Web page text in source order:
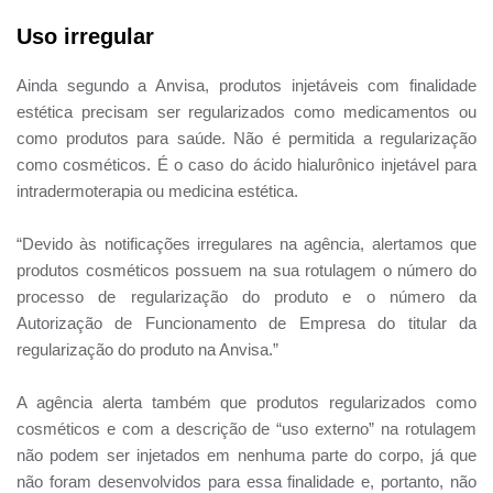
Uso irregular
Ainda segundo a Anvisa, produtos injetáveis com finalidade
estética precisam ser regularizados como medicamentos ou
como produtos para saúde. Não é permitida a regularização
como cosméticos. É o caso do ácido hialurônico injetável para
intradermoterapia ou medicina estética.
“Devido às notificações irregulares na agência, alertamos que
produtos cosméticos possuem na sua rotulagem o número do
processo de regularização do produto e o número da
Autorização de Funcionamento de Empresa do titular da
regularização do produto na Anvisa.”
A agência alerta também que produtos regularizados como
cosméticos e com a descrição de “uso externo” na rotulagem
não podem ser injetados em nenhuma parte do corpo, já que
não foram desenvolvidos para essa finalidade e, portanto, não